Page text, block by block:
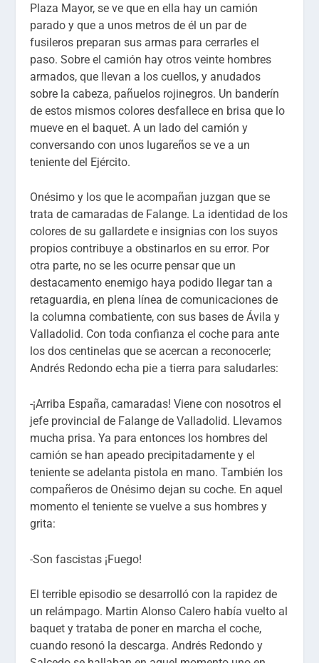
Plaza Mayor, se ve que en ella hay un camión
parado y que a unos metros de él un par de
fusileros preparan sus armas para cerrarles el
paso. Sobre el camión hay otros veinte hombres
armados, que llevan a los cuellos, y anudados
sobre la cabeza, pañuelos rojinegros. Un banderín
de estos mismos colores desfallece en brisa que lo
mueve en el baquet. A un lado del camión y
conversando con unos lugareños se ve a un
teniente del Ejército.
Onésimo y los que le acompañan juzgan que se
trata de camaradas de Falange. La identidad de los
colores de su gallardete e insignias con los suyos
propios contribuye a obstinarlos en su error. Por
otra parte, no se les ocurre pensar que un
destacamento enemigo haya podido llegar tan a
retaguardia, en plena línea de comunicaciones de
la columna combatiente, con sus bases de Ávila y
Valladolid. Con toda confianza el coche para ante
los dos centinelas que se acercan a reconocerle;
Andrés Redondo echa pie a tierra para saludarles:
-¡Arriba España, camaradas! Viene con nosotros el
jefe provincial de Falange de Valladolid. Llevamos
mucha prisa. Ya para entonces los hombres del
camión se han apeado precipitadamente y el
teniente se adelanta pistola en mano. También los
compañeros de Onésimo dejan su coche. En aquel
momento el teniente se vuelve a sus hombres y
grita:
-Son fascistas ¡Fuego!
El terrible episodio se desarrolló con la rapidez de
un relámpago. Martin Alonso Calero había vuelto al
baquet y trataba de poner en marcha el coche,
cuando resonó la descarga. Andrés Redondo y